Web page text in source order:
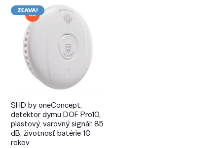
ZĽAVA!
SHD by oneConcept,
detektor dymu DOF Pro10,
plastový, varovný signál: 85
dB, životnosť batérie 10
rokov